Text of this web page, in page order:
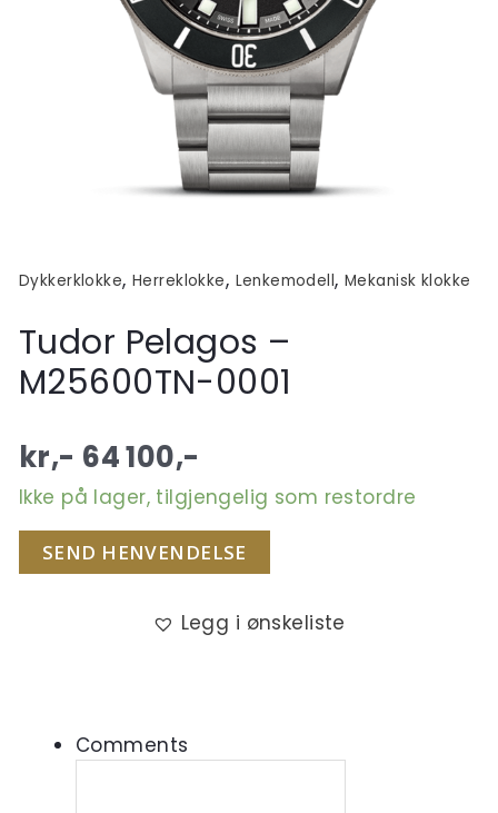
Dykkerklokke, Herreklokke, Lenkemodell,Mekanisk klokke
Tudor Pelagos –
M25600TN-0001
kr,- 64 100,-
Ikke på lager, tilgjengelig som restordre
SEND HENVENDELSE
Legg i ønskeliste
Comments